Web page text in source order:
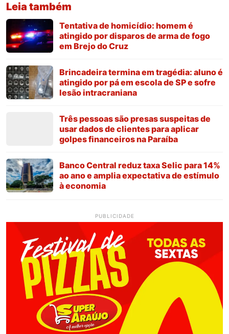
Leia também
Tentativa de homicídio: homem é
atingido por disparos de arma de fogo
em Brejo do Cruz
Brincadeira termina em tragédia: aluno é
atingido por pá em escola de SP e sofre
lesão intracraniana
Três pessoas são presas suspeitas de
usar dados de clientes para aplicar
golpes financeiros na Paraíba
Banco Central reduz taxa Selic para 14%
ao ano e amplia expectativa de estímulo
à economia
PUBLICIDADE